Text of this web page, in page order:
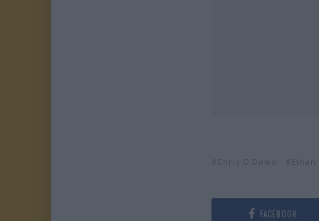
Chris O’Dowd Ethan
FACEBOOK